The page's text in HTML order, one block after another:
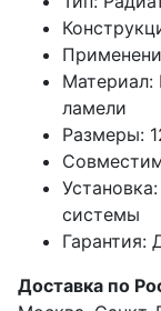
ламели
Размеры:
системы
Гарантия:
Доставка по